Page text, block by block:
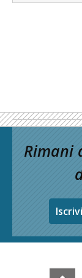
Rimani